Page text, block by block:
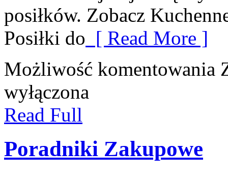
posiłków. Zobacz
Posiłki do [ Read More ]
Możliwość komentowania
wyłączona
Read Full
Poradniki Zakupowe